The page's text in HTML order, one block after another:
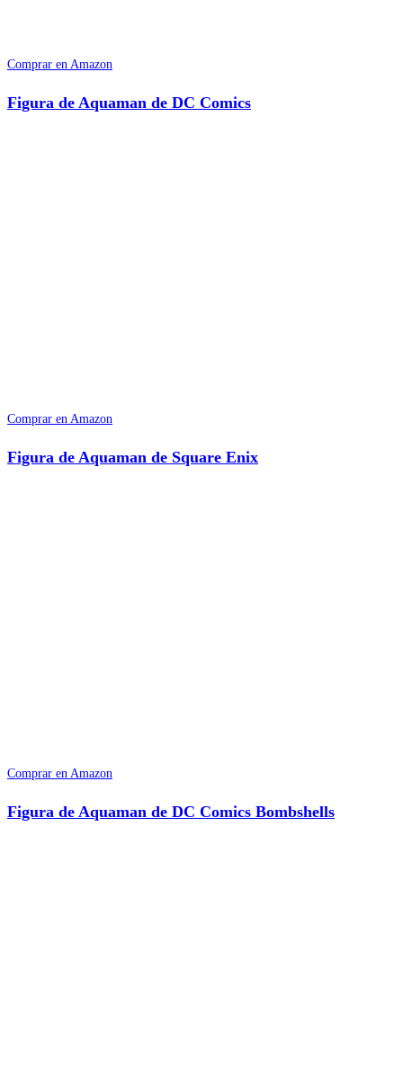
Comprar en Amazon
Figura de Aquaman de DC Comics
Comprar en Amazon
Figura de Aquaman de Square Enix
Comprar en Amazon
Figura de Aquaman de DC Comics Bombshells